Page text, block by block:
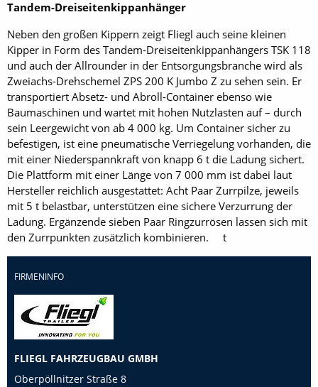
Tandem-Dreiseitenkippanhänger
Neben den großen Kippern zeigt Fliegl auch seine kleinen
Kipper in Form des Tandem-Dreiseitenkippanhängers TSK 118
und auch der Allrounder in der Entsorgungsbranche wird als
Zweiachs-Drehschemel ZPS 200 K Jumbo Z zu sehen sein. Er
transportiert Absetz- und Abroll-Container ebenso wie
Baumaschinen und wartet mit hohen Nutzlasten auf – durch
sein Leergewicht von ab 4 000 kg. Um Container sicher zu
befestigen, ist eine pneumatische Verriegelung vorhanden, die
mit einer Niederspannkraft von knapp 6 t die Ladung sichert.
Die Plattform mit einer Länge von 7 000 mm ist dabei laut
Hersteller reichlich ausgestattet: Acht Paar Zurrpilze, jeweils
mit 5 t belastbar, unterstützen eine sichere Verzurrung der
Ladung. Ergänzende sieben Paar Ringzurrösen lassen sich mit
den Zurrpunkten zusätzlich kombinieren. t
FIRMENINFO
FLIEGL FAHRZEUGBAU GMBH
Oberpöllnitzer Straße 8